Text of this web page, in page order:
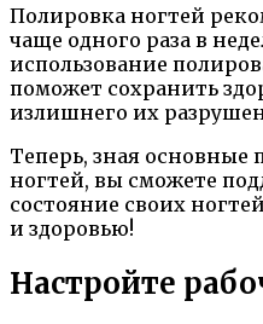
Полировка ногтей
чаще одного раза в
использование
поможет сохранить
излишнего их
Теперь, зная
ногтей, вы сможете
состояние своих
и здоровью!
Настройте